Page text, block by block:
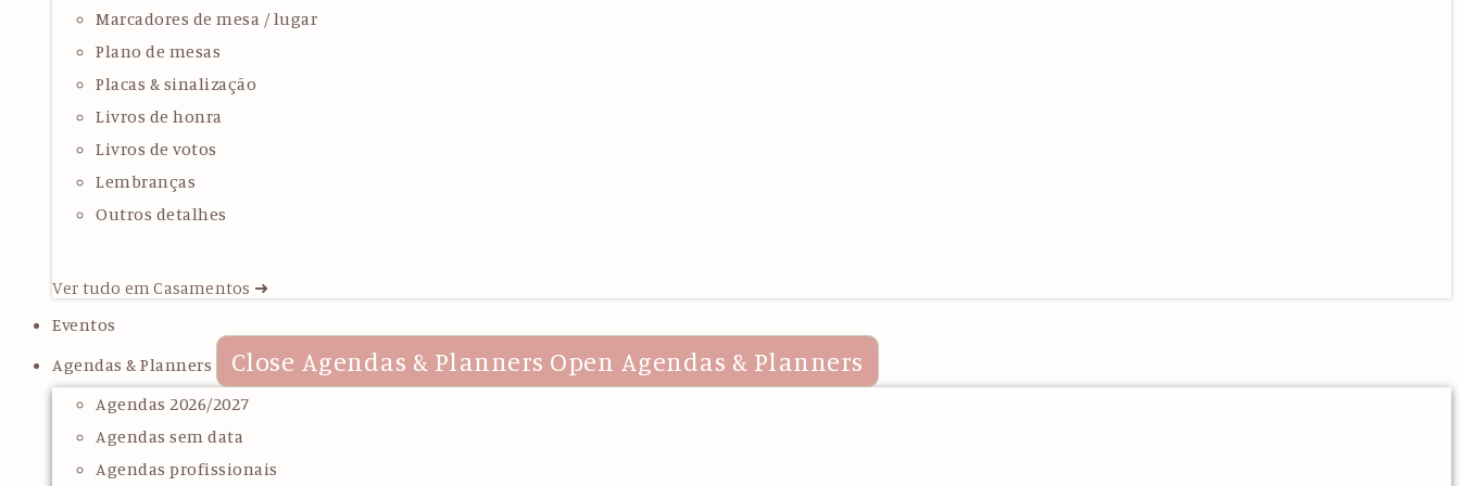
Marcadores de mesa / lugar
Plano de mesas
Placas & sinalização
Livros de honra
Livros de votos
Lembranças
Outros detalhes
Ver tudo em Casamentos ➜
Eventos
Agendas & Planners
Close Agendas & Planners Open Agendas & Planners
Agendas 2026/2027
Agendas sem data
Agendas profissionais